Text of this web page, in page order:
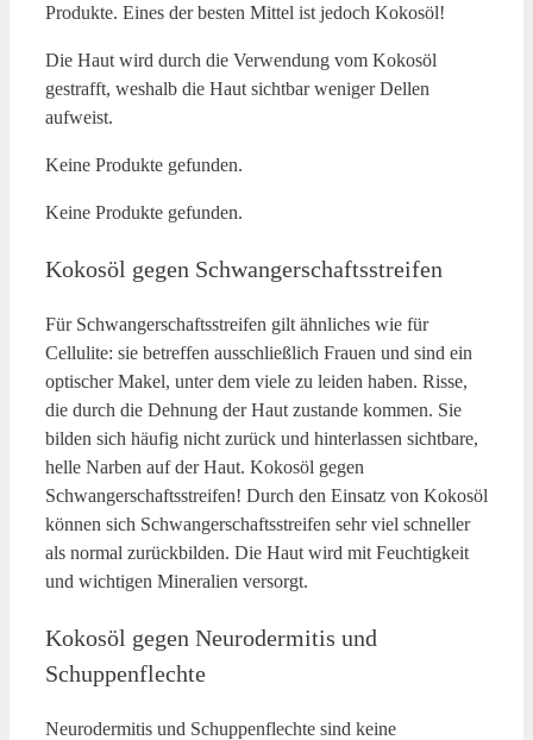
Produkte. Eines der besten Mittel ist jedoch Kokosöl!
Die Haut wird durch die Verwendung vom Kokosöl
gestrafft, weshalb die Haut sichtbar weniger Dellen
aufweist.
Keine Produkte gefunden.
Keine Produkte gefunden.
Kokosöl gegen Schwangerschaftsstreifen
Für Schwangerschaftsstreifen gilt ähnliches wie für
Cellulite: sie betreffen ausschließlich Frauen und sind ein
optischer Makel, unter dem viele zu leiden haben. Risse,
die durch die Dehnung der Haut zustande kommen. Sie
bilden sich häufig nicht zurück und hinterlassen sichtbare,
helle Narben auf der Haut. Kokosöl gegen
Schwangerschaftsstreifen! Durch den Einsatz von Kokosöl
können sich Schwangerschaftsstreifen sehr viel schneller
als normal zurückbilden. Die Haut wird mit Feuchtigkeit
und wichtigen Mineralien versorgt.
Kokosöl gegen Neurodermitis und
Schuppenflechte
Neurodermitis und Schuppenflechte sind keine